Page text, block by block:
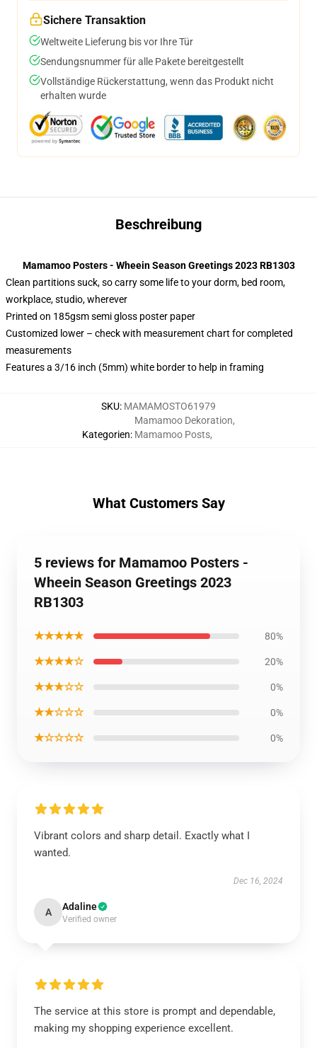
Sichere Transaktion
Weltweite Lieferung bis vor Ihre Tür
Sendungsnummer für alle Pakete bereitgestellt
Vollständige Rückerstattung, wenn das Produkt nicht
erhalten wurde
Beschreibung
Mamamoo Posters - Wheein Season Greetings 2023 RB1303
Clean partitions suck, so carry some life to your dorm, bed room,
workplace, studio, wherever
Printed on 185gsm semi gloss poster paper
Customized lower – check with measurement chart for completed
measurements
Features a 3/16 inch (5mm) white border to help in framing
SKU: MAMAMOSTO61979
Kategorien:
Mamamoo Dekoration,
Mamamoo Posts,
What Customers Say
5 reviews for Mamamoo Posters -
Wheein Season Greetings 2023
RB1303
★★★★★ 80%
★★★★☆ 20%
★★★☆☆ 0%
★★☆☆☆ 0%
★☆☆☆☆ 0%
Vibrant colors and sharp detail. Exactly what I
wanted.
Dec 16, 2024
A Adaline
Verified owner
The service at this store is prompt and dependable,
making my shopping experience excellent.